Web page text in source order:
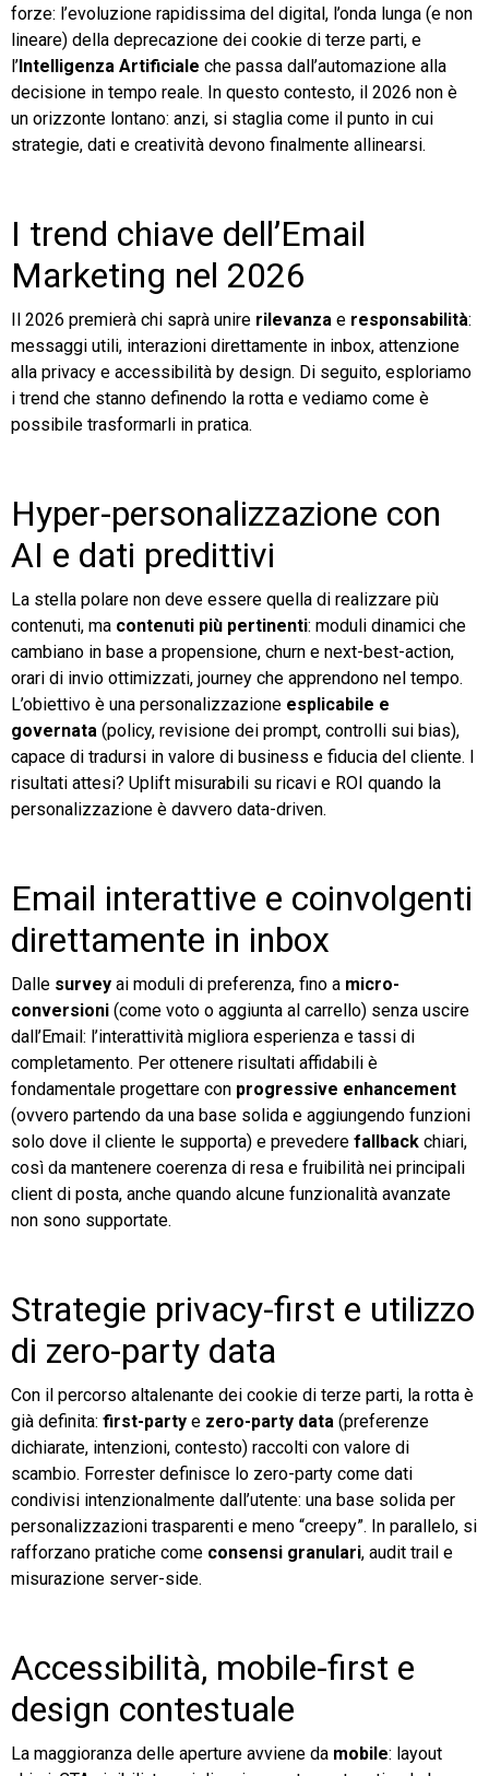
forze: l’evoluzione rapidissima del digital, l’onda lunga (e non
lineare) della deprecazione dei cookie di terze parti, e
l’ Intelligenza Artificiale che passa dall’automazione alla
decisione in tempo reale. In questo contesto, il 2026 non è
un orizzonte lontano: anzi, si staglia come il punto in cui
strategie, dati e creatività devono finalmente allinearsi.
I trend chiave dell’Email
Marketing nel 2026
Il 2026 premierà chi saprà unire rilevanza e responsabilità:
messaggi utili, interazioni direttamente in inbox, attenzione
alla privacy e accessibilità by design. Di seguito, esploriamo
i trend che stanno definendo la rotta e vediamo come è
possibile trasformarli in pratica.
Hyper-personalizzazione con
AI e dati predittivi
La stella polare non deve essere quella di realizzare più
contenuti, ma contenuti più pertinenti: moduli dinamici che
cambiano in base a propensione, churn e next-best-action,
orari di invio ottimizzati, journey che apprendono nel tempo.
L’obiettivo è una personalizzazione esplicabile e
governata (policy, revisione dei prompt, controlli sui bias),
capace di tradursi in valore di business e fiducia del cliente. I
risultati attesi? Uplift misurabili su ricavi e ROI quando la
personalizzazione è davvero data-driven.
Email interattive e coinvolgenti
direttamente in inbox
Dalle survey ai moduli di preferenza, fino a micro-
conversioni (come voto o aggiunta al carrello) senza uscire
dall’Email: l’interattività migliora esperienza e tassi di
completamento. Per ottenere risultati affidabili è
fondamentale progettare con progressive enhancement
(ovvero partendo da una base solida e aggiungendo funzioni
solo dove il cliente le supporta) e prevedere fallback chiari,
così da mantenere coerenza di resa e fruibilità nei principali
client di posta, anche quando alcune funzionalità avanzate
non sono supportate.
Strategie privacy-first e utilizzo
di zero-party data
Con il percorso altalenante dei cookie di terze parti, la rotta è
già definita: first-party e zero-party data (preferenze
dichiarate, intenzioni, contesto) raccolti con valore di
scambio. Forrester definisce lo zero-party come dati
condivisi intenzionalmente dall’utente: una base solida per
personalizzazioni trasparenti e meno “creepy”. In parallelo, si
rafforzano pratiche come consensi granulari, audit trail e
misurazione server-side.
Accessibilità, mobile-first e
design contestuale
La maggioranza delle aperture avviene da mobile: layout